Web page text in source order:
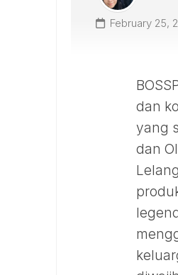
February 25,
dan
yang
dan